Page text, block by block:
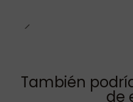
También
de